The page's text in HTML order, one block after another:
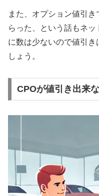
また、オプション値引
らった、という話もネ
に数は少ないので値引
しょう。
CPOが値引き出来